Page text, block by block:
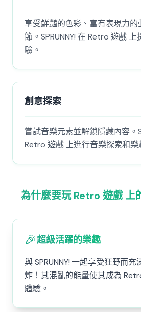
享受鮮豔的色彩、富有表現力的
節。SPRUNNY! 在 Retro 遊戲
驗。
創意探索
嘗試音樂元素並解鎖隱藏內容。
Retro 遊戲 上進行音樂探索和樂
為什麼要玩 Retro 遊戲 上
🎉超級活躍的樂趣
與 SPRUNNY! 一起享受狂野而
炸！其混亂的能量使其成為
體驗。